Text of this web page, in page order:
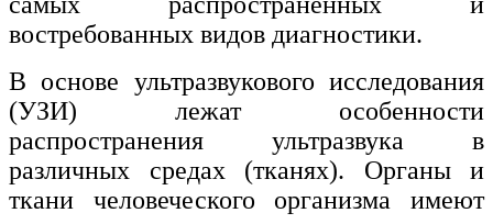
востребованных видов диагностики.
В основе ультразвукового исследования
(УЗИ) лежат особенности
распространения ультразвука в
различных средах (тканях). Органы и
ткани человеческого организма имеют